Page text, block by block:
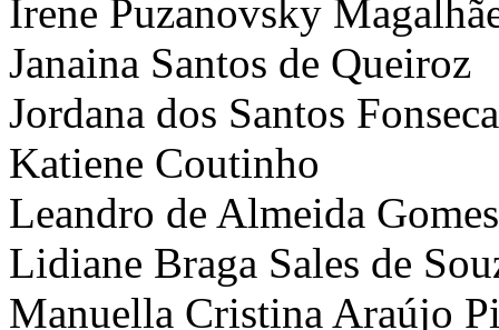
Irene Puzanovsky
Janaina Santos de Queiroz
Jordana dos Santos Fonseca
Katiene Coutinho
Leandro de Almeida Gomes
Lidiane Braga Sales de
Manuella Cristina Araújo